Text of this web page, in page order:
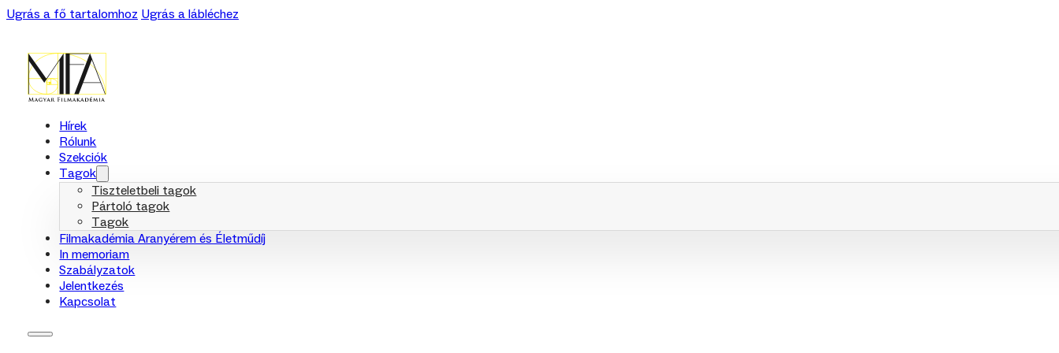
Ugrás a fő tartalomhoz Ugrás a lábléchez
Hírek
Rólunk
Szekciók
Tagok
Tiszteletbeli tagok
Pártoló tagok
Tagok
Filmakadémia Aranyérem és Életműdíj
In memoriam
Szabályzatok
Jelentkezés
Kapcsolat